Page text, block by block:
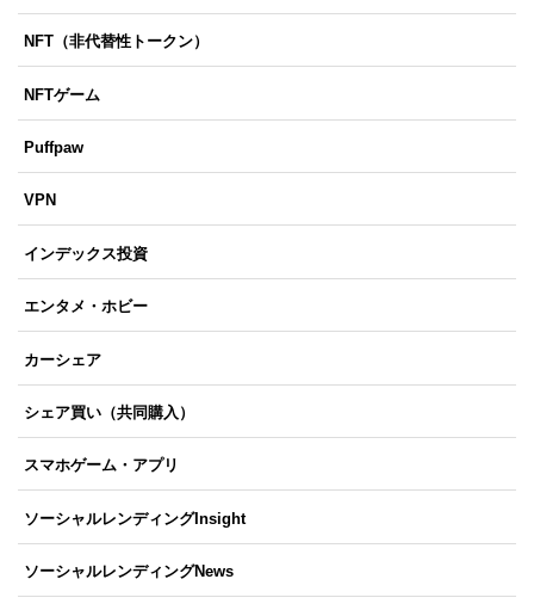
NFT（非代替性トークン）
NFTゲーム
Puffpaw
VPN
インデックス投資
エンタメ・ホビー
カーシェア
シェア買い（共同購入）
スマホゲーム・アプリ
ソーシャルレンディングInsight
ソーシャルレンディングNews